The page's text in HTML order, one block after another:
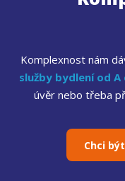
Komplexnost nám
služby bydlení od A
úvěr nebo třeba
Chci